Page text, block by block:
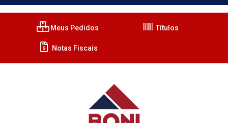
Meus Pedidos Títulos
Notas Fiscais